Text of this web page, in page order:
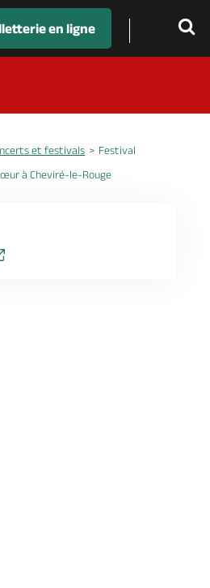
en ligne
et festivals
Festival
à Cheviré-le-Rouge